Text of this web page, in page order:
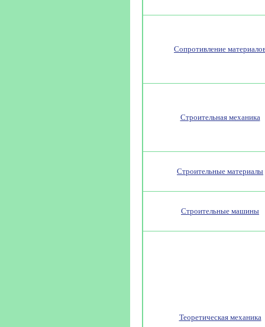
Сопротивление
Строительная механика
Строительные материалы
Строительные машины
Теоретическая механика